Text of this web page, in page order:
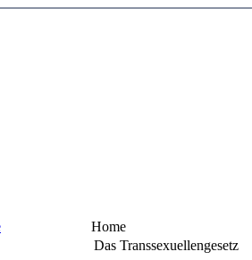
Home
Das Transsexuellengesetz